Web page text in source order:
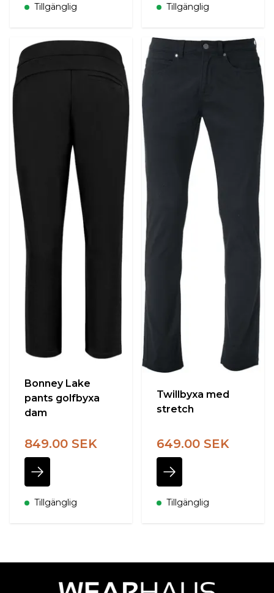
Tillgänglig Tillgänglig
Bonney Lake
pants golfbyxa
dam
849.00 SEK
Tillgänglig
Twillbyxa med
stretch
649.00 SEK
Tillgänglig